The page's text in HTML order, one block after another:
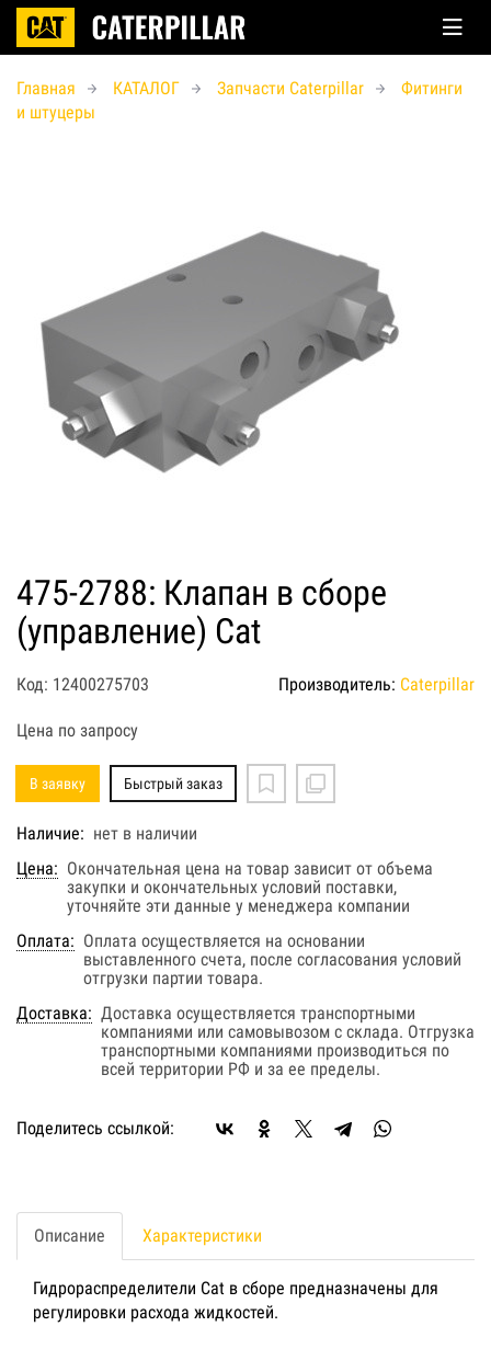
Главная КАТАЛОГ Запчасти Caterpillar
Фитинги
и штуцеры
475-2788: Клапан в сборе
(управление) Cat
Код: 12400275703 Производитель: Caterpillar
Цена по запросу
В заявку Быстрый заказ
Наличие: нет в наличии
Цена: Окончательная цена на товар зависит от объема
закупки и окончательных условий поставки,
уточняйте эти данные у менеджера компании
Оплата: Оплата осуществляется на основании
выставленного счета, после согласования условий
отгрузки партии товара.
Доставка: Доставка осуществляется транспортными
компаниями или самовывозом с склада. Отгрузка
транспортными компаниями производиться по
всей территории РФ и за ее пределы.
Поделитесь ссылкой:
Описание Характеристики
Гидрораспределители Cat в сборе предназначены для
регулировки расхода жидкостей.